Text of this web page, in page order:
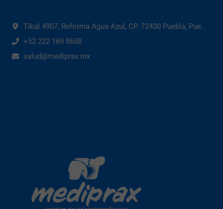
Tikal 4907, Reforma Agua Azul, CP. 72430 Puebla, Pue.
+52 222 169 8658
salud@mediprax.mx